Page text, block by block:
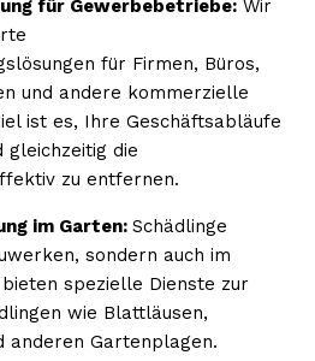
für Gewerbebetriebe: Wir
für Firmen, Büros,
und andere kommerzielle
ist es, Ihre Geschäftsabläufe
gleichzeitig die
zu entfernen.
im Garten: Schädlinge
sondern auch im
spezielle Dienste zur
wie Blattläusen,
anderen Gartenplagen.